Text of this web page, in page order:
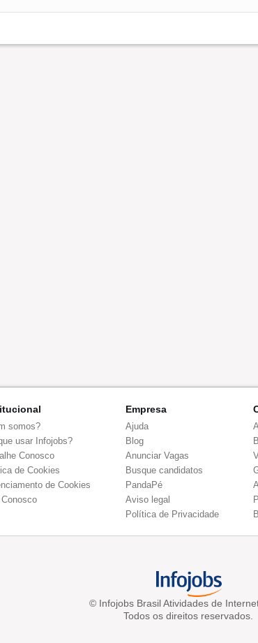
somos?
usar Infojobs?
Conosco
de Cookies
de Cookies
Conosco
Empresa
Ajuda
Blog
Anunciar Vagas
Busque candidatos
PandaPé
Aviso legal
Política de Privacidade
© Infojobs Brasil Atividades de
Todos os direitos reservados.